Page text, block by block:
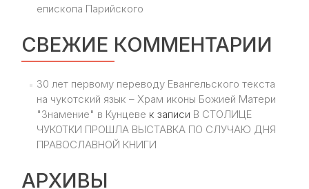
епископа Парийского
СВЕЖИЕ КОММЕНТАРИИ
30 лет первому переводу Евангельского текста
на чукотский язык – Храм иконы Божией Матери
"Знамение" в Кунцеве к записи В СТОЛИЦЕ
ЧУКОТКИ ПРОШЛА ВЫСТАВКА ПО СЛУЧАЮ ДНЯ
ПРАВОСЛАВНОЙ КНИГИ
АРХИВЫ